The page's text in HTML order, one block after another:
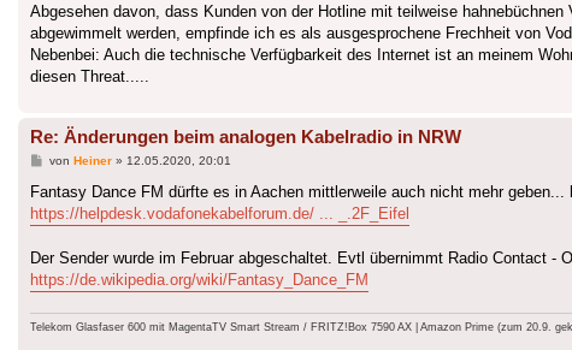
Abgesehen davon, dass Kunden von der Hotline mit teilweise
abgewimmelt werden, empfinde ich es als ausgesprochene Frechheit von
Nebenbei: Auch die technische Verfügbarkeit des Internet ist an meinem
diesen Threat.....
Re: Änderungen beim analogen Kabelradio in NRW
Beitrag
von Heiner» 12.05.2020, 20:01
Fantasy Dance FM dürfte es in Aachen mittlerweile auch nicht mehr geben...
https://helpdesk.vodafonekabelforum.de/ ... _.2F_Eifel
Der Sender wurde im Februar abgeschaltet. Evtl übernimmt Radio Contact -
https://de.wikipedia.org/wiki/Fantasy_Dance_FM
Telekom Glasfaser 600 mit MagentaTV Smart Stream / FRITZ!Box 7590 AX | Amazon Prime (zum 20.9.